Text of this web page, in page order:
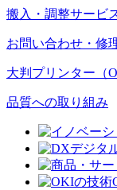
搬入・調整サービ
お問い合わせ・修
大判プリンター（
品質への取り組み
デジタ